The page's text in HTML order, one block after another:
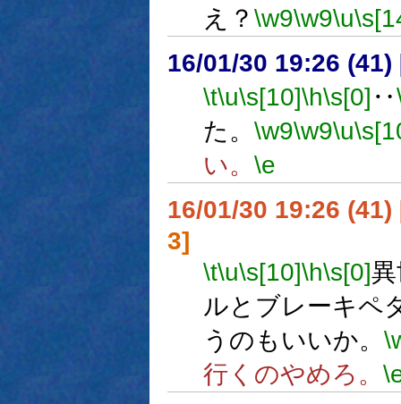
え？ \w9\w9\u
16/01/30 19:26 (41)
\t\u\s[10]\h\s[0] ‥
た。 \w9\w9\u
い。 \e
16/01/30 19:26 (41)
3]
\t\u\s[10]\h\s[0]
ルとブレーキペ
うのもいいか。
行くのやめろ。